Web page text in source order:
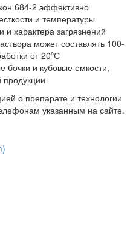
684-2 эффективно
и температуры
и характера загрязнений
может составлять 100-
от 20ºС
бочки и кубовые емкости,
продукции
о препарате и технологии
указанным на сайте.